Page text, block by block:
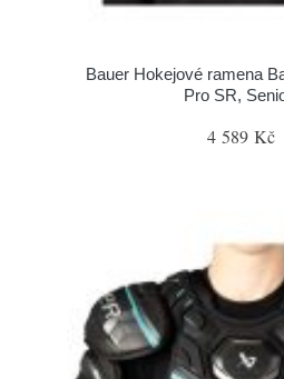
Bauer Hokejové ramena
Pro SR,
4 589 Kč